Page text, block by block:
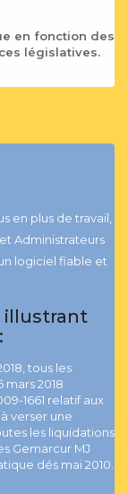
en fonction des
législatives.
en plus de travail,
Administrateurs
logiciel fiable et
illustrant
tous les
mars 2018
1661 relatif aux
verser une
les liquidations
Gemarcur MJ
dés mai 2010.